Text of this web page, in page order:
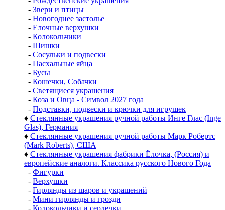
- Звери и птицы
- Новогоднее застолье
- Елочные верхушки
- Колокольчики
- Шишки
- Сосульки и подвески
- Пасхальные яйца
- Бусы
- Кошечки, Собачки
- Светящиеся украшения
- Коза и Овца - Символ 2027 года
- Подставки, подвески и крючки для игрушек
♦ Стеклянные украшения ручной работы Инге Глас (Inge
Glas), Германия
♦ Стеклянные украшения ручной работы Марк Робертс
(Mark Roberts), США
♦ Стеклянные украшения фабрики Ёлочка, (Россия) и
европейские аналоги. Классика русского Нового Года
- Фигурки
- Верхушки
- Гирлянды из шаров и украшений
- Мини гирлянды и грозди
- Колокольчики и сердечки